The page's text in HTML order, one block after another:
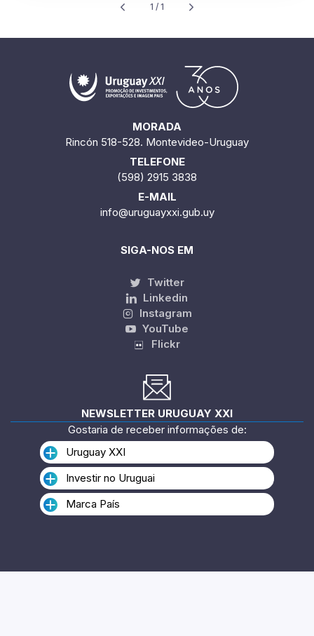
1 / 1
MORADA
Rincón 518-528. Montevideo-Uruguay
TELEFONE
(598) 2915 3838
E-MAIL
info@uruguayxxi.gub.uy
SIGA-NOS EM
Twitter
Linkedin
Instagram
YouTube
Flickr
NEWSLETTER URUGUAY XXI
Gostaria de receber informações de:
Uruguay XXI
Investir no Uruguai
Marca País